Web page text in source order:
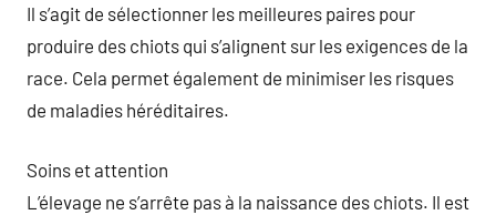
Il s’agit de sélectionner les meilleures paires pour
produire des chiots qui s’alignent sur les exigences de la
race. Cela permet également de minimiser les risques
de maladies héréditaires.
Soins et attention
L’élevage ne s’arrête pas à la naissance des chiots. Il est